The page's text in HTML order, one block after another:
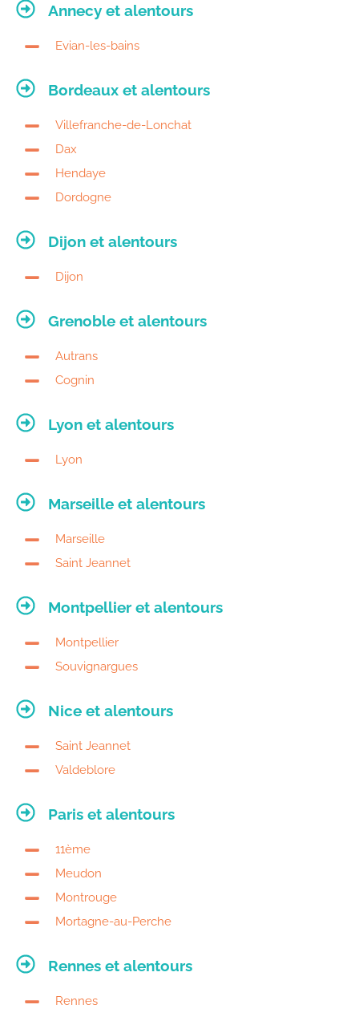
Annecy et alentours​
Evian-les-bains
Bordeaux et alentours
Villefranche-de-Lonchat
Dax
Hendaye
Dordogne
Dijon et alentours
Dijon
Grenoble et alentours
Autrans
Cognin
Lyon et alentours
Lyon
Marseille et alentours
Marseille
Saint Jeannet
Montpellier et alentours
Montpellier
Souvignargues
Nice et alentours
Saint Jeannet
Valdeblore
Paris et alentours
11ème
Meudon
Montrouge
Mortagne-au-Perche
Rennes et alentours
Rennes